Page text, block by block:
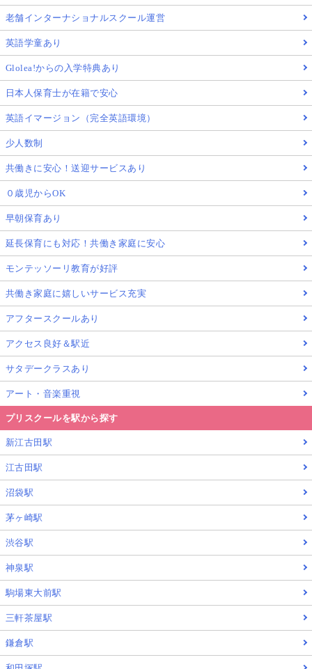
老舗インターナショナルスクール運営
英語学童あり
Glolea!からの入学特典あり
日本人保育士が在籍で安心
英語イマージョン（完全英語環境）
少人数制
共働きに安心！送迎サービスあり
０歳児からOK
早朝保育あり
延長保育にも対応！共働き家庭に安心
モンテッソーリ教育が好評
共働き家庭に嬉しいサービス充実
アフタースクールあり
アクセス良好＆駅近
サタデークラスあり
アート・音楽重視
プリスクールを駅から探す
新江古田駅
江古田駅
沼袋駅
茅ヶ崎駅
渋谷駅
神泉駅
駒場東大前駅
三軒茶屋駅
鎌倉駅